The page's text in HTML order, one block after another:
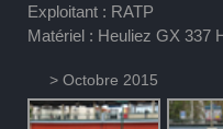
Exploitant : RATP
Matériel : Heuliez GX 337
> Octobre 2015